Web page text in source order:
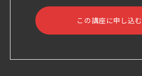
この講座に申し込む